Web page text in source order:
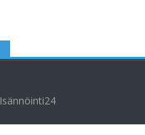
Isännöinti24